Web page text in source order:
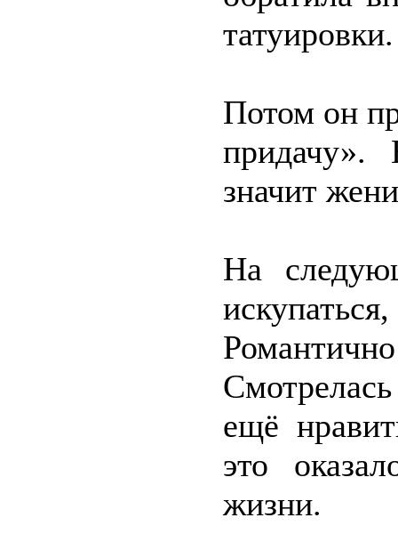
Потом он
значит
На
ещё
это
жизни.